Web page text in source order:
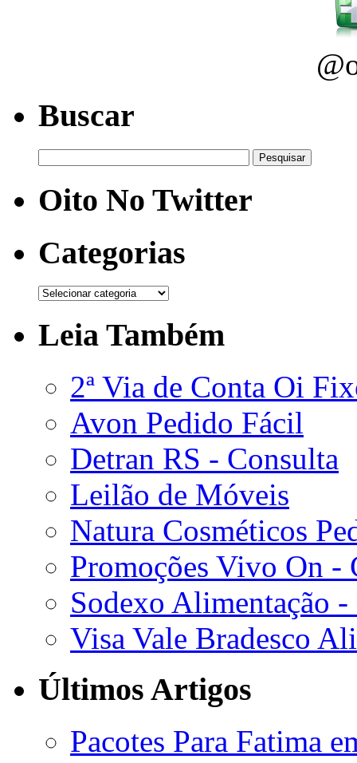
Buscar
Oito No Twitter
Categorias
Leia Também
2ª Via de Conta Oi
Avon Pedido Fácil
Detran RS - Consulta
Leilão de Móveis
Natura Cosméticos
Promoções Vivo On -
Sodexo Alimentação -
Visa Vale Bradesco
Últimos Artigos
Pacotes Para Fatima